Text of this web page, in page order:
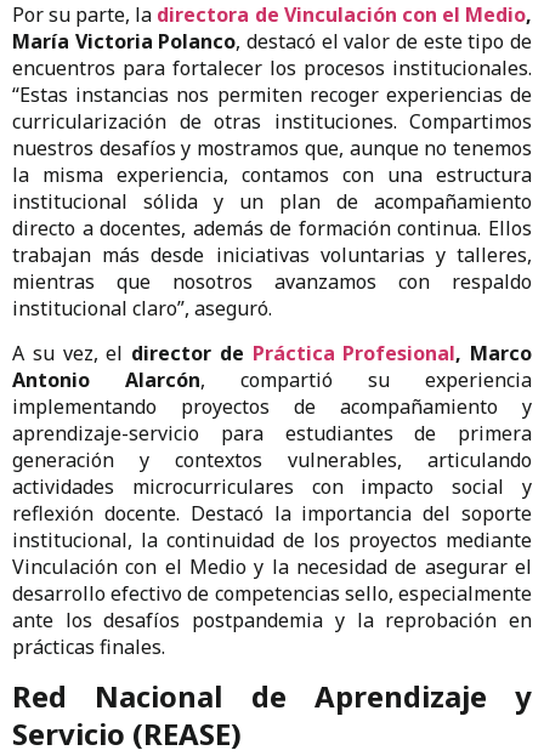
Por su parte, la directora de Vinculación con el Medio,
María Victoria Polanco, destacó el valor de este tipo de
encuentros para fortalecer los procesos institucionales.
“Estas instancias nos permiten recoger experiencias de
curricularización de otras instituciones. Compartimos
nuestros desafíos y mostramos que, aunque no tenemos
la misma experiencia, contamos con una estructura
institucional sólida y un plan de acompañamiento
directo a docentes, además de formación continua. Ellos
trabajan más desde iniciativas voluntarias y talleres,
mientras que nosotros avanzamos con respaldo
institucional claro”, aseguró.
A su vez, el director de Práctica Profesional, Marco
Antonio Alarcón, compartió su experiencia
implementando proyectos de acompañamiento y
aprendizaje-servicio para estudiantes de primera
generación y contextos vulnerables, articulando
actividades microcurriculares con impacto social y
reflexión docente. Destacó la importancia del soporte
institucional, la continuidad de los proyectos mediante
Vinculación con el Medio y la necesidad de asegurar el
desarrollo efectivo de competencias sello, especialmente
ante los desafíos postpandemia y la reprobación en
prácticas finales.
Red Nacional de Aprendizaje y
Servicio (REASE)